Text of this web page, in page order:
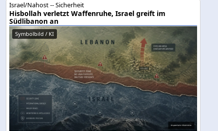
Israel/Nahost -- Sicherheit
Hisbollah verletzt Waffenruhe, Israel greift im
Südlibanon an
Symbolbild / KI